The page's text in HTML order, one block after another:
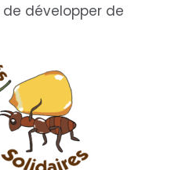
développer de